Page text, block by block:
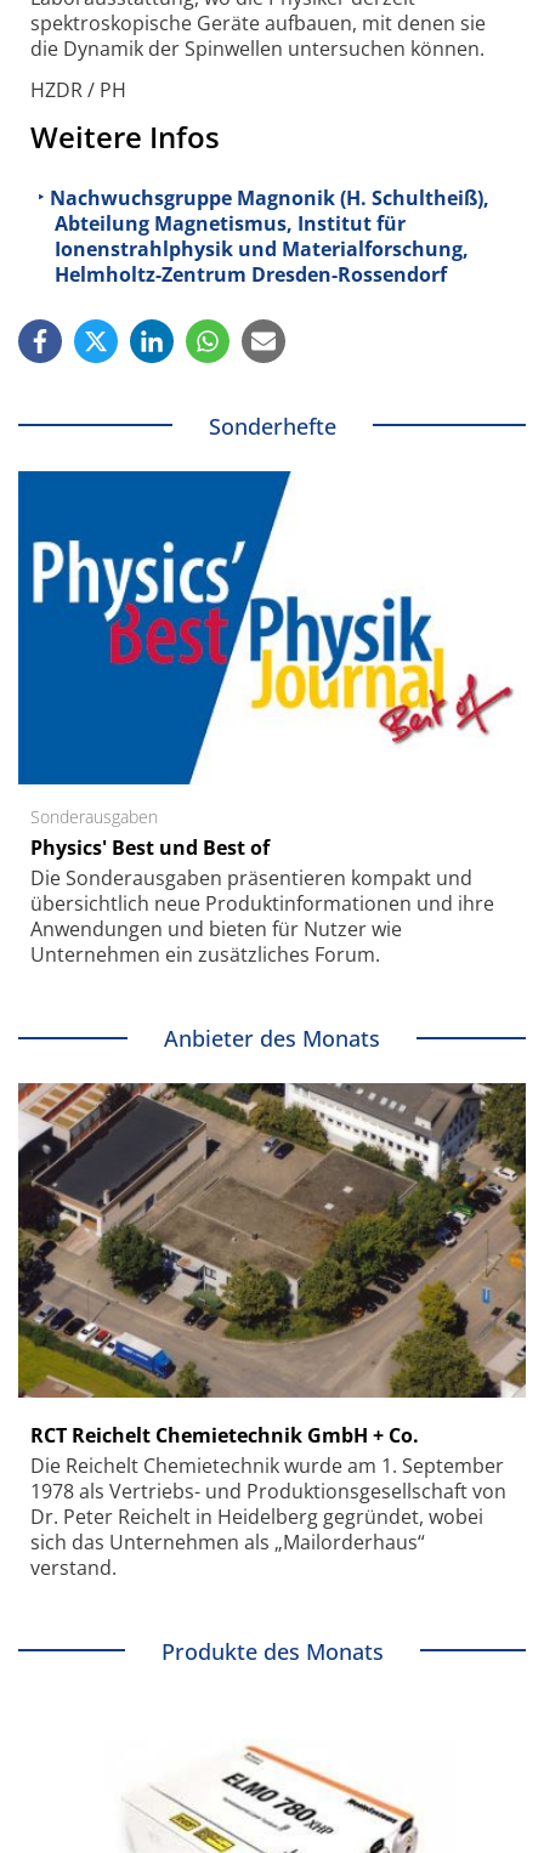
spektroskopische Geräte aufbauen, mit denen sie
die Dynamik der Spinwellen untersuchen können.
HZDR / PH
Weitere Infos
Nachwuchsgruppe Magnonik (H. Schultheiß),
Abteilung Magnetismus, Institut für
Ionenstrahlphysik und Materialforschung,
Helmholtz-Zentrum Dresden-Rossendorf
Sonderhefte
Sonderausgaben
Physics' Best und Best of
Die Sonder­ausgaben präsentieren kompakt und
übersichtlich neue Produkt­informationen und ihre
Anwendungen und bieten für Nutzer wie
Unternehmen ein zusätzliches Forum.
Anbieter des Monats
RCT Reichelt Chemietechnik GmbH + Co.
Die Reichelt Chemietechnik wurde am 1. September
1978 als Vertriebs- und Produktionsgesellschaft von
Dr. Peter Reichelt in Heidelberg gegründet, wobei
sich das Unternehmen als „Mailorderhaus“
verstand.
Produkte des Monats